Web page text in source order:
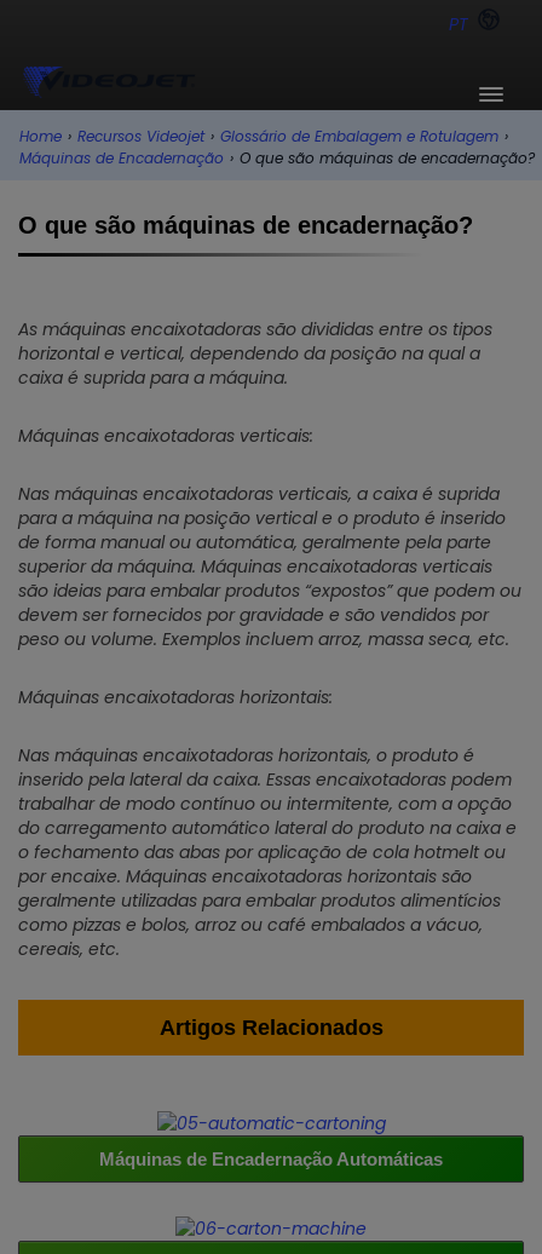
PT
Home › Recursos Videojet › Glossário de Embalagem e Rotulagem ›
Máquinas de Encadernação › O que são máquinas de encadernação?
O que são máquinas de encadernação?
As máquinas encaixotadoras são divididas entre os tipos
horizontal e vertical, dependendo da posição na qual a
caixa é suprida para a máquina.
Máquinas encaixotadoras verticais:
Nas máquinas encaixotadoras verticais, a caixa é suprida
para a máquina na posição vertical e o produto é inserido
de forma manual ou automática, geralmente pela parte
superior da máquina. Máquinas encaixotadoras verticais
são ideias para embalar produtos “expostos” que podem ou
devem ser fornecidos por gravidade e são vendidos por
peso ou volume. Exemplos incluem arroz, massa seca, etc.
Máquinas encaixotadoras horizontais:
Nas máquinas encaixotadoras horizontais, o produto é
inserido pela lateral da caixa. Essas encaixotadoras podem
trabalhar de modo contínuo ou intermitente, com a opção
do carregamento automático lateral do produto na caixa e
o fechamento das abas por aplicação de cola hotmelt ou
por encaixe. Máquinas encaixotadoras horizontais são
geralmente utilizadas para embalar produtos alimentícios
como pizzas e bolos, arroz ou café embalados a vácuo,
cereais, etc.
Artigos Relacionados
Máquinas de Encadernação Automáticas